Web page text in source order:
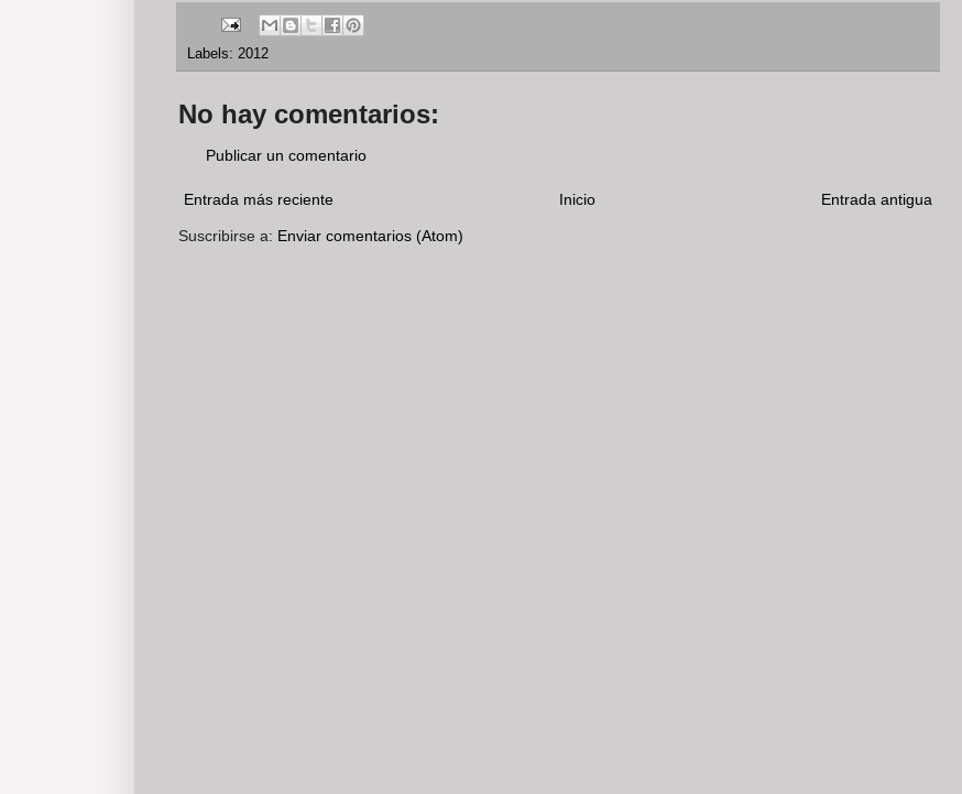
Labels: 2012
No hay comentarios:
Publicar un comentario
Entrada más reciente Entrada antigua
Inicio
Suscribirse a: Enviar comentarios (Atom)